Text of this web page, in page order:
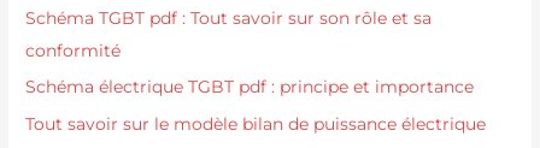
Schéma TGBT pdf : Tout savoir sur son rôle et sa
conformité
Schéma électrique TGBT pdf : principe et importance
Tout savoir sur le modèle bilan de puissance électrique